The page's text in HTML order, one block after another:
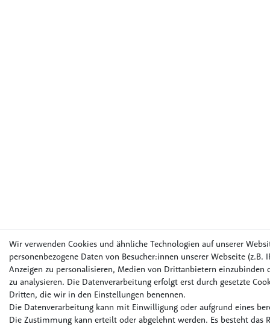
Wir verwenden Cookies und ähnliche Technologien auf unserer
personenbezogene Daten von Besucher:innen unserer Webseite (z.B.
Anzeigen zu personalisieren, Medien von Drittanbietern einzubinden
zu analysieren. Die Datenverarbeitung erfolgt erst durch gesetzte
Dritten, die wir in den Einstellungen benennen.
Die Datenverarbeitung kann mit Einwilligung oder aufgrund eines
Die Zustimmung kann erteilt oder abgelehnt werden. Es besteht das